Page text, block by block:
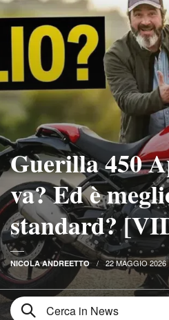
Guerilla 450
va? Ed è
standard?
NICOLA ANDREETTO 22 MAGGIO 2026